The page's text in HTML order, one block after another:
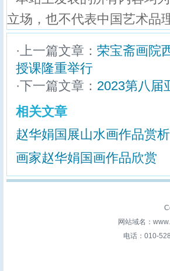
立场，也不代表中国艺术品
·上一篇文章： 荣宝斋画院
授课隆重举行
·下一篇文章： 2023第八届
相关文章
赵华娟国展山水画作品赏析
画家赵华娟国画作品欣赏
网站域名：
电话：010-